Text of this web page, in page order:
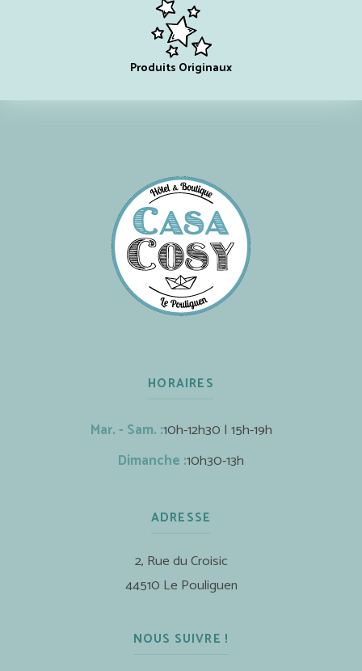
Produits Originaux
HORAIRES
Mar. - Sam. :10h-12h30 | 15h-19h
Dimanche :10h30-13h
ADRESSE
2, Rue du Croisic
44510 Le Pouliguen
NOUS SUIVRE !